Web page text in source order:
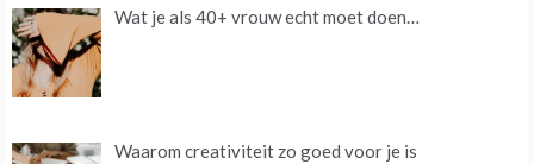
Wat je als 40+ vrouw echt moet doen…
Waarom creativiteit zo goed voor je is